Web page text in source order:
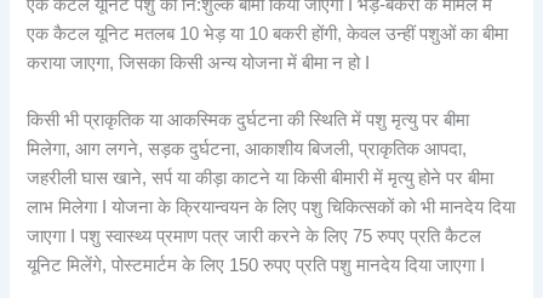
एक कैटल यूनिट पशु का नि:शुल्क बीमा किया जाएगा I भेड़-बकरी के मामले में
एक कैटल यूनिट मतलब 10 भेड़ या 10 बकरी होंगी, केवल उन्हीं पशुओं का बीमा
कराया जाएगा, जिसका किसी अन्य योजना में बीमा न हो I
किसी भी प्राकृतिक या आकस्मिक दुर्घटना की स्थिति में पशु मृत्यु पर बीमा
मिलेगा, आग लगने, सड़क दुर्घटना, आकाशीय बिजली, प्राकृतिक आपदा,
जहरीली घास खाने, सर्प या कीड़ा काटने या किसी बीमारी में मृत्यु होने पर बीमा
लाभ मिलेगा I योजना के क्रियान्वयन के लिए पशु चिकित्सकों को भी मानदेय दिया
जाएगा I पशु स्वास्थ्य प्रमाण पत्र जारी करने के लिए 75 रुपए प्रति कैटल
यूनिट मिलेंगे, पोस्टमार्टम के लिए 150 रुपए प्रति पशु मानदेय दिया जाएगा I